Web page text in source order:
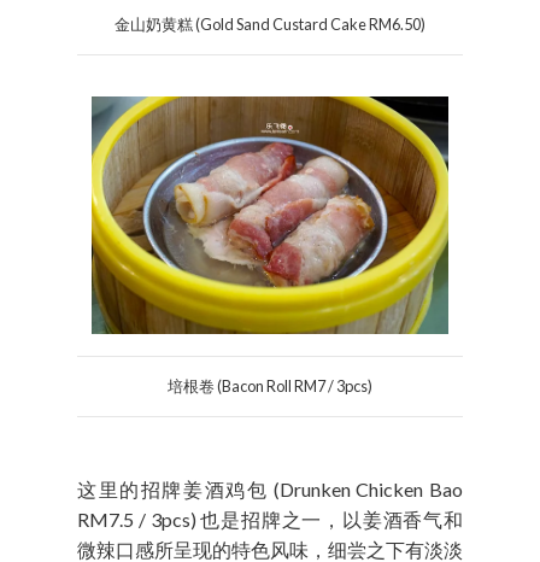
金山奶黄糕 (Gold Sand Custard Cake RM6.50)
培根卷 (Bacon Roll RM7 / 3pcs)
这里的招牌姜酒鸡包 (Drunken Chicken Bao
RM7.5 / 3pcs) 也是招牌之一，以姜酒香气和
微辣口感所呈现的特色风味，细尝之下有淡淡